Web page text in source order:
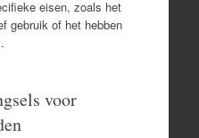
eisen, zoals het
gebruik of het hebben
voor